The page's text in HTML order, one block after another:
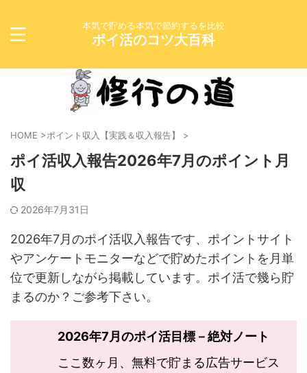
本気で貯める本気で節約するを比較
ポイ活のコツ大百科
HOME >ポイント収入【実践＆収入報告】 >
ポイ活収入報告2026年7月のポイント月
収
2026年7月31日
2026年7月のポイ活収入報告です、ポイントサイト
やアンケートモニターなどで貯めたポイントを月単
位で更新しながら掲載しています。ポイ活で幾ら貯
まるのか？ご参考下さい。
2026年7月のポイ活目標－絶対ノート
ここ数ヶ月、無料で貯まる広告サービス